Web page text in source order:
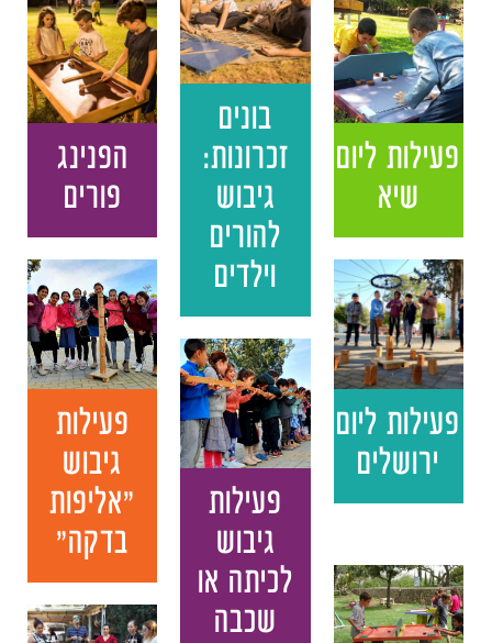
בונים
זכרונות:
גיבוש
להורים
וילדים
הפנינג
פורים
פעילות ליום
שיא
פעילות
גיבוש
"אליפות
בדקה"
פעילות ליום
ירושלים
פעילות
גיבוש
לכיתה או
שכבה